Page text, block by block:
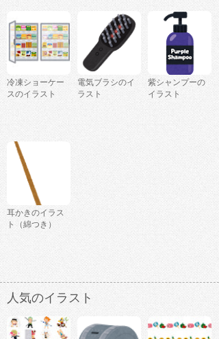
冷凍ショーケー
スのイラスト
電気ブラシのイ
ラスト
紫シャンプーの
イラスト
耳かきのイラス
ト（綿つき）
人気のイラスト